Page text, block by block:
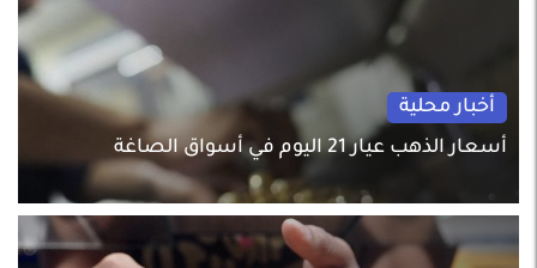
أخبار محلية
أسعار الذهب عيار 21 اليوم في أسواق الصاغة